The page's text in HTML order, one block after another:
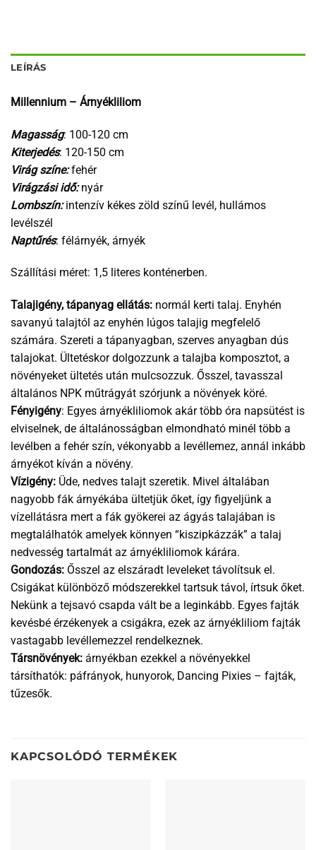
LEÍRÁS
Millennium – Árnyékliliom
Magasság: 100-120 cm
Kiterjedés: 120-150 cm
Virág színe:fehér
Virágzási idő:nyár
Lombszín:intenzív kékes zöld színű levél, hullámos
levélszél
Naptűrés: félárnyék, árnyék
Szállítási méret: 1,5 literes konténerben.
Talajigény, tápanyag ellátás: normál kerti talaj. Enyhén
savanyú talajtól az enyhén lúgos talajig megfelelő
számára. Szereti a tápanyagban, szerves anyagban dús
talajokat. Ültetéskor dolgozzunk a talajba komposztot, a
növényeket ültetés után mulcsozzuk. Ősszel, tavasszal
általános NPK műtrágyát szórjunk a növények köré.
Fényigény: Egyes árnyékliliomok akár több óra napsütést is
elviselnek, de általánosságban elmondható minél több a
levélben a fehér szín, vékonyabb a levéllemez, annál inkább
árnyékot kíván a növény.
Vízigény: Üde, nedves talajt szeretik. Mivel általában
nagyobb fák árnyékába ültetjük őket, így figyeljünk a
vízellátásra mert a fák gyökerei az ágyás talajában is
megtalálhatók amelyek könnyen “kiszipkázzák” a talaj
nedvesség tartalmát az árnyékliliomok kárára.
Gondozás: Ősszel az elszáradt leveleket távolítsuk el.
Csigákat különböző módszerekkel tartsuk távol, írtsuk őket.
Nekünk a tejsavó csapda vált be a leginkább. Egyes fajták
kevésbé érzékenyek a csigákra, ezek az árnyékliliom fajták
vastagabb levéllemezzel rendelkeznek.
Társnövények: árnyékban ezekkel a növényekkel
társíthatók: páfrányok, hunyorok, Dancing Pixies – fajták,
tűzesők.
KAPCSOLÓDÓ TERMÉKEK